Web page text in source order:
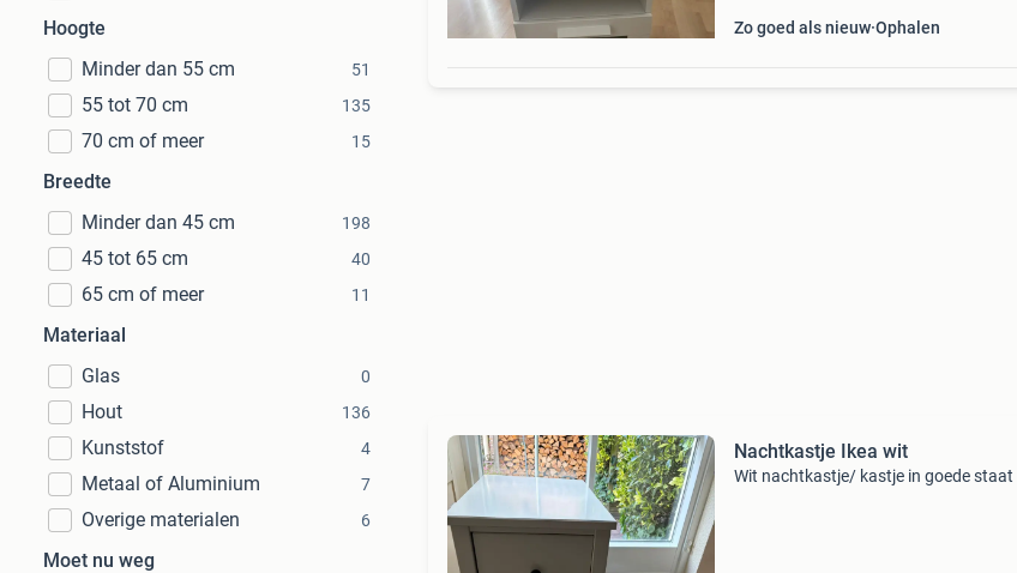
Hoogte
Minder dan 55 cm
51
55 tot 70 cm 135
70 cm of meer 15
Breedte
Minder dan 45 cm
198
45 tot 65 cm 40
65 cm of meer 11
Materiaal
Glas
0
Hout 136
Kunststof 4
Metaal of Aluminium 7
Overige materialen 6
Moet nu weg
Zo goed als nieuw Ophalen
Nachtkastje Ikea wit
Wit nachtkastje/ kastje in goede staat